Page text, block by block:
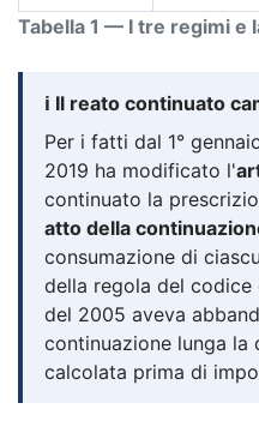
Tabella 1 — I tre regimi e
ℹ️ Il reato continuato
Per i fatti dal 1°
2019 ha modificato l'
continuato la
atto della
consumazione di
della regola del codice
del 2005 aveva
continuazione lunga la
calcolata prima di